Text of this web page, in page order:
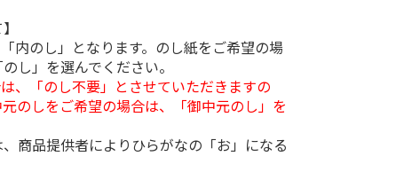
内のし」となります。のし紙をご希望の場
し」を選んでください。
、「のし不要」とさせていただきますの
のしをご希望の場合は、「御中元のし」を
商品提供者によりひらがなの「お」になる